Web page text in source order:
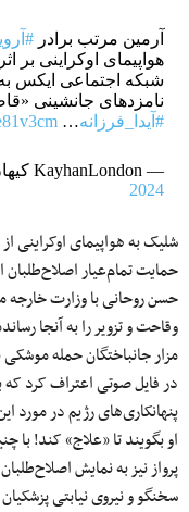
آرمین مرتب برادر
هواپیمای اوکراینی بر
شبکه اجتماعی ایکس
نامزدهای جانشینی
#آیدا_فرزانه…
— KayhanLondon کیهان لندن (@KayhanLondon)
2024
شلیک به هواپیمای اوکراینی
حسن روحانی با وزارت
وقاحت و تزویر را به آنجا
مزار جانباختگان حمله
در فایل صوتی اعتراف کرد که
پنهانکاری‌های رژیم در مورد
او بگویند تا «علاج» کند! با
پرواز نیز به نمایش
سخنگو و نیروی نیابتی